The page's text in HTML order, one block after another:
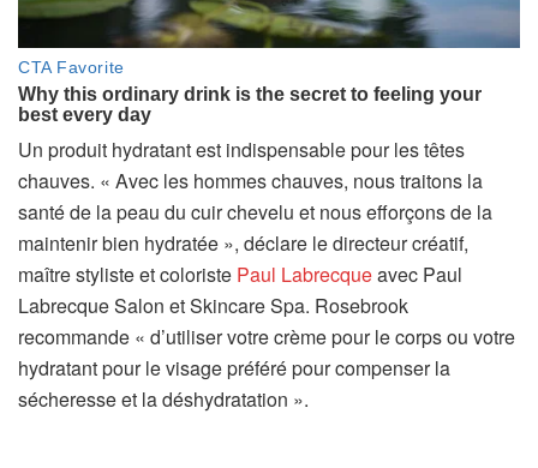
Un produit hydratant est indispensable pour les têtes
chauves. « Avec les hommes chauves, nous traitons la
santé de la peau du cuir chevelu et nous efforçons de la
maintenir bien hydratée », déclare le directeur créatif,
maître styliste et coloriste Paul Labrecqueavec Paul
Labrecque Salon et Skincare Spa. Rosebrook
recommande « d’utiliser votre crème pour le corps ou votre
hydratant pour le visage préféré pour compenser la
sécheresse et la déshydratation ».